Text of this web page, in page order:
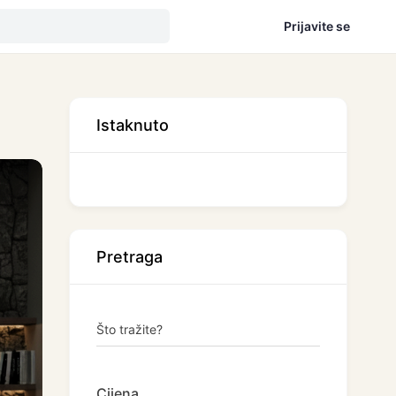
Prijavite se
Istaknuto
Pretraga
Što tražite?